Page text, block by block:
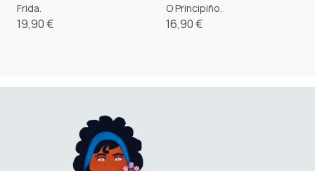
Frida.
19,90 €
O Principiño.
16,90 €